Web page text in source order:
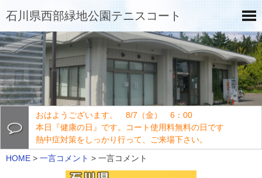
石川県西部緑地公園テニスコート
おはようございます。 8/7（金） 6：00
本日『健康の日』です。コート使用料無料の日です
熱中症対策をしっかり行って、ご来場下さい。
HOME > 一言コメント > 一言コメント